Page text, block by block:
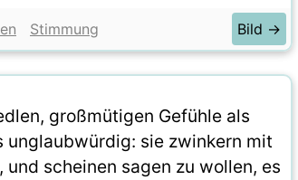
Stimmung Bild →
großmütigen Gefühle als
unglaubwürdig: sie zwinkern mit
scheinen sagen zu wollen, es